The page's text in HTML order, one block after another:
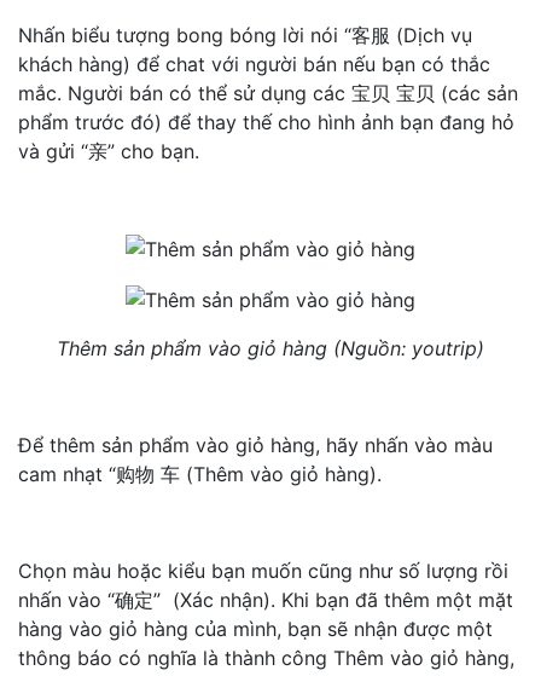
Nhấn biểu tượng bong bóng lời nói “客服 (Dịch vụ
khách hàng) để chat với người bán nếu bạn có thắc
mắc. Người bán có thể sử dụng các 宝贝 宝贝 (các sản
phẩm trước đó) để thay thế cho hình ảnh bạn đang hỏ
và gửi “亲” cho bạn.
Thêm sản phẩm vào giỏ hàng (Nguồn: youtrip)
Để thêm sản phẩm vào giỏ hàng, hãy nhấn vào màu
cam nhạt “购物 车 (Thêm vào giỏ hàng).
Chọn màu hoặc kiểu bạn muốn cũng như số lượng rồi
nhấn vào “确定” (Xác nhận). Khi bạn đã thêm một mặt
hàng vào giỏ hàng của mình, bạn sẽ nhận được một
thông báo có nghĩa là thành công Thêm vào giỏ hàng,